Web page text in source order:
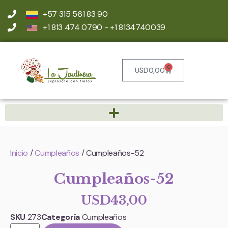
+57 315 561 83 90
+1 813 474 0790 - +1 8134740039
USD0,00 0
Inicio /Cumpleaños / Cumpleaños-52
Cumpleaños-52
USD43,00
SKU 273CategoríaCumpleaños